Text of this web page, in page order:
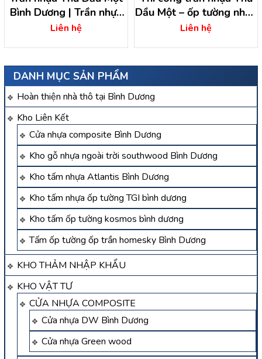
DANH MỤC SẢN PHẨM
Hoàn thiện nhà thô tại Bình Dương
Kho Liên Kết
Cửa nhựa composite Bình Dương
Kho gỗ nhựa ngoài trời southwood Bình Dương
Kho tấm nhựa Atlantis Bình Dương
Kho tấm nhựa ốp tường TGI bình dương
Kho tấm ốp tường kosmos bình dương
Tấm ốp tường ốp trần homesky Bình Dương
KHO THẢM NHẬP KHẨU
KHO VẬT TƯ
CỬA NHỰA COMPOSITE
Cửa nhựa DW Bình Dương
Cửa nhựa Green wood
Bình Dương | Trần nhựa
Bình Dương
Liên hệ
Dầu Một – ốp tường nhựa
giả đá
Liên hệ